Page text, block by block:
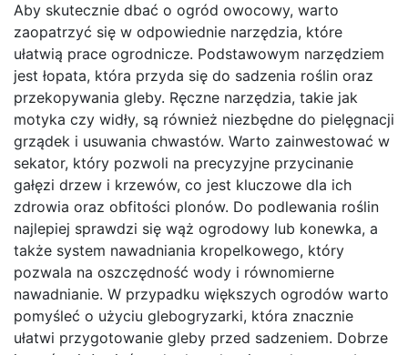
Aby skutecznie dbać o ogród owocowy, warto
zaopatrzyć się w odpowiednie narzędzia, które
ułatwią prace ogrodnicze. Podstawowym narzędziem
jest łopata, która przyda się do sadzenia roślin oraz
przekopywania gleby. Ręczne narzędzia, takie jak
motyka czy widły, są również niezbędne do pielęgnacji
grządek i usuwania chwastów. Warto zainwestować w
sekator, który pozwoli na precyzyjne przycinanie
gałęzi drzew i krzewów, co jest kluczowe dla ich
zdrowia oraz obfitości plonów. Do podlewania roślin
najlepiej sprawdzi się wąż ogrodowy lub konewka, a
także system nawadniania kropelkowego, który
pozwala na oszczędność wody i równomierne
nawadnianie. W przypadku większych ogrodów warto
pomyśleć o użyciu glebogryzarki, która znacznie
ułatwi przygotowanie gleby przed sadzeniem. Dobrze